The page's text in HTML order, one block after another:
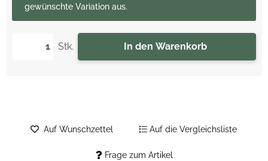
Stk. In den Warenkorb
gewünschte Variation aus.
Frage zum Artikel
Auf Wunschzettel Auf die Vergleichsliste